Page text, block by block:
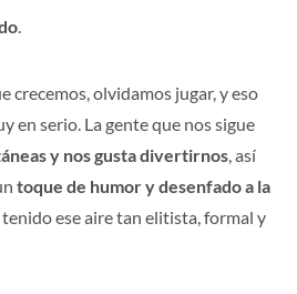
.
crecemos, olvidamos jugar, y eso
en serio. La gente que nos sigue
y nos gusta divertirnos, así
toque de humor y desenfado a la
ese aire tan elitista, formal y